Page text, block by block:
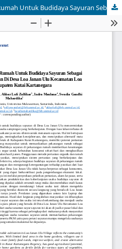
Pemanfaatan Pekarangan Rumah Untuk Budidaya Sayuran Sebagai Alternatif Usaha Sampingan Di Desa Loa Janan Ulu Kecamatan Loa Janan Kabupaten Kutai Kartanegara